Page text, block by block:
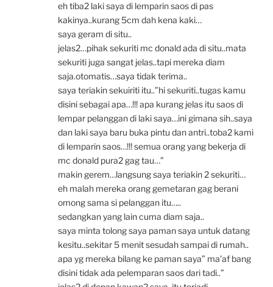
eh tiba2 laki saya di lemparin saos di pas
kakinya..kurang 5cm dah kena kaki…
saya geram di situ..
jelas2…pihak sekuriti mc donald ada di situ..mata
sekuriti juga sangat jelas..tapi mereka diam
saja.otomatis…saya tidak terima..
saya teriakin sekuiriti itu..”hi sekuriti..tugas kamu
disini sebagai apa…!!! apa kurang jelas itu saos di
lempar pelanggan di laki saya…ini gimana sih..saya
dan laki saya baru buka pintu dan antri..toba2 kami
di lemparin saos…!!! semua orang yang bekerja di
mc donald pura2 gag tau…”
makin gerem…langsung saya teriakin 2 sekuriti…
eh malah mereka orang gemetaran gag berani
omong sama si pelanggan itu…..
sedangkan yang lain cuma diam saja..
saya minta tolong saya paman saya untuk datang
kesitu..sekitar 5 menit sesudah sampai di rumah..
apa yg mereka bilang ke paman saya” ma’af bang
disini tidak ada pelemparan saos dari tadi..”